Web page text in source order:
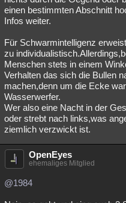
einen bestimmten Abschnitt
Infos weiter.
Für Schwarmintelligenz
zu
Menschen stets in einem
Verhalten das sich die Bullen
machen,denn um die Ecke
Wasserwerfer.
Wer also eine Nacht in der
oder strebt nach links,was
ziemlich verzwickt ist.
OpenEyes
ehemaliges Mitglied
@1984